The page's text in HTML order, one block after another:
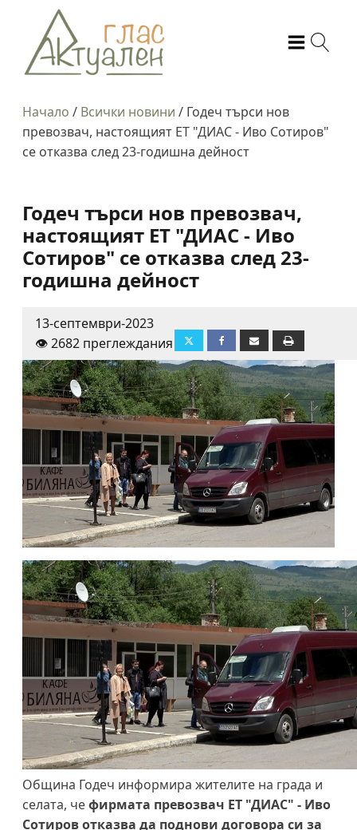
Начало / Всички новини / Годеч търси нов
превозвач, настоящият ЕТ "ДИАС - Иво Сотиров"
се отказва след 23-годишна дейност
Годеч търси нов превозвач,
настоящият ЕТ "ДИАС - Иво
Сотиров" се отказва след 23-
годишна дейност
13-септември-2023
👁️ 2682 преглеждания
Община Годеч информира жителите на града и
селата, чефирмата превозвач ЕТ "ДИАС" - Иво
Сотиров отказва да поднови договора си за